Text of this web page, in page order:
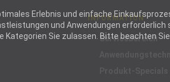
Erlebnis und einfache
und Anwendungen
Sie zulassen. Bitte beachten
INFORMATION
Servicebereich